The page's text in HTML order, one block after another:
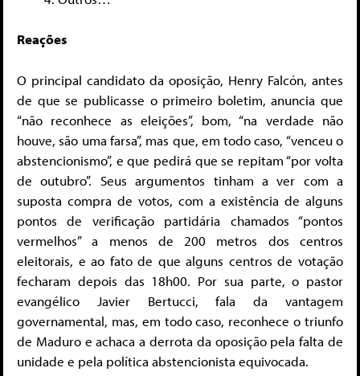
Reações
O principal candidato da oposição, Henry Falcón, antes
de que se publicasse o primeiro boletim, anuncia que
“não reconhece as eleições”, bom, “na verdade não
houve, são uma farsa”, mas que, em todo caso, “venceu o
abstencionismo”, e que pedirá que se repitam “por volta
de outubro”. Seus argumentos tinham a ver com a
suposta compra de votos, com a existência de alguns
pontos de verificação partidária chamados “pontos
vermelhos” a menos de 200 metros dos centros
eleitorais, e ao fato de que alguns centros de votação
fecharam depois das 18h00. Por sua parte, o pastor
evangélico Javier Bertucci, fala da vantagem
governamental, mas, em todo caso, reconhece o triunfo
de Maduro e achaca a derrota da oposição pela falta de
unidade e pela política abstencionista equivocada.